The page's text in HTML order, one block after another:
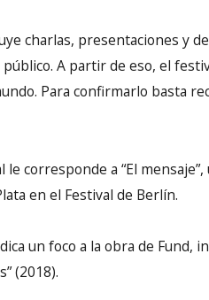
charlas, presentaciones y
A partir de eso, el
Para confirmarlo basta
corresponde a “El
en el Festival de Berlín.
un foco a la obra de Fund,
(2018).